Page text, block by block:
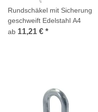
Rundschäkel mit Sicherung
geschweift Edelstahl A4
ab 11,21 € *